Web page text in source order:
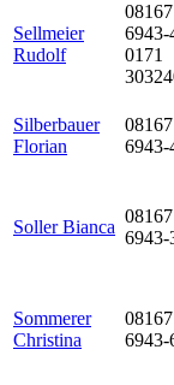
Sellmeier
Rudolf
08167
6943-
0171
Silberbauer
Florian
08167
6943-
Soller Bianca
08167
6943-
Sommerer
Christina
08167
6943-